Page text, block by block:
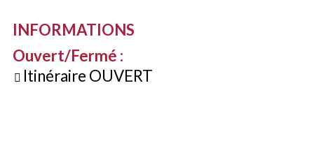
INFORMATIONS
Ouvert/Fermé :
Itinéraire OUVERT